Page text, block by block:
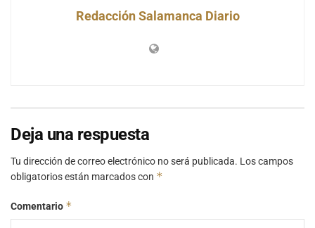
Redacción Salamanca Diario
Deja una respuesta
Tu dirección de correo electrónico no será publicada. Los campos
obligatorios están marcados con *
Comentario *